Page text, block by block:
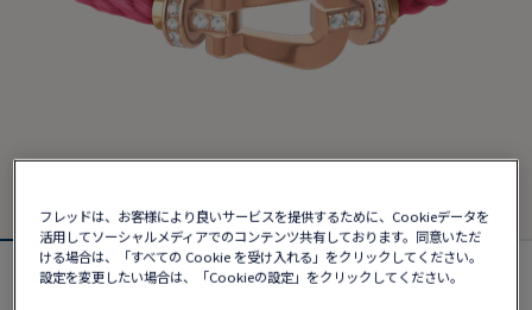
フォース10ブレスレット
フレッドは、お客様により良いサービスを提供するために、Cookieデータを
活用してソーシャルメディアでのコンテンツ共有しております。同意いただ
ける場合は、「すべての Cookie を受け入れる」をクリックしてください。
設定を変更したい場合は、「Cookieの設定」をクリックしてください。